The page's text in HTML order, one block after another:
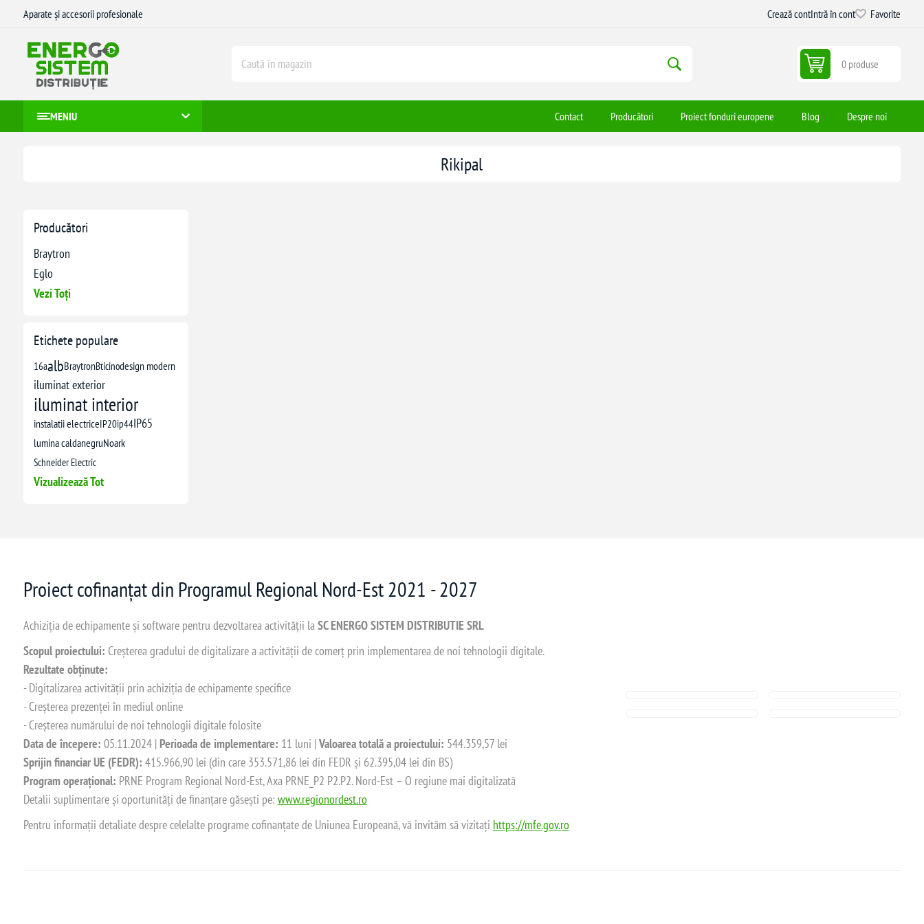
Aparate și accesorii profesionale Crează contIntră în cont Favorite
0 produse
MENIU Contact Producători Proiect fonduri europene Blog Despre noi
Producători
Braytron
Eglo
Vezi Toți
Etichete populare
16aalbBraytronBticinodesign modern
iluminat exterior
iluminat interior
instalatii electriceIP20ip44IP65
lumina caldanegruNoark
Schneider Electric
Vizualizează Tot
Rikipal
Proiect cofinanțat din Programul Regional Nord-Est 2021 - 2027
Achiziția de echipamente și software pentru dezvoltarea activității laSC ENERGO SISTEM DISTRIBUTIE SRL
Scopul proiectului: Creșterea gradului de digitalizare a activității de comerț prin implementarea de noi tehnologii digitale.
Rezultate obținute:
- Digitalizarea activității prin achiziția de echipamente specifice
- Creșterea prezenței în mediul online
- Creșterea numărului de noi tehnologii digitale folosite
Data de începere: 05.11.2024 | Perioada de implementare: 11 luni |Valoarea totală a proiectului: 544.359,57 lei
Sprijin financiar UE (FEDR): 415.966,90 lei (din care 353.571,86 lei din FEDR și 62.395,04 lei din BS)
Program operațional: PRNE Program Regional Nord-Est, Axa PRNE_P2 P2.P2. Nord-Est – O regiune mai digitalizată
Detalii suplimentare și oportunități de finanțare găsești pe: www.regionordest.ro
Pentru informații detaliate despre celelalte programe cofinanțate de Uniunea Europeană, vă invităm să vizitați https://mfe.gov.ro